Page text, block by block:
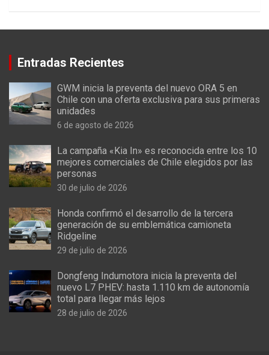
Entradas Recientes
GWM inicia la preventa del nuevo ORA 5 en
Chile con una oferta exclusiva para sus primeras
unidades
6 de agosto de 2026
La campaña «Kia In» es reconocida entre los 10
mejores comerciales de Chile elegidos por las
personas
30 de julio de 2026
Honda confirmó el desarrollo de la tercera
generación de su emblemática camioneta
Ridgeline
29 de julio de 2026
Dongfeng Indumotora inicia la preventa del
nuevo L7 PHEV: hasta 1.110 km de autonomía
total para llegar más lejos
28 de julio de 2026